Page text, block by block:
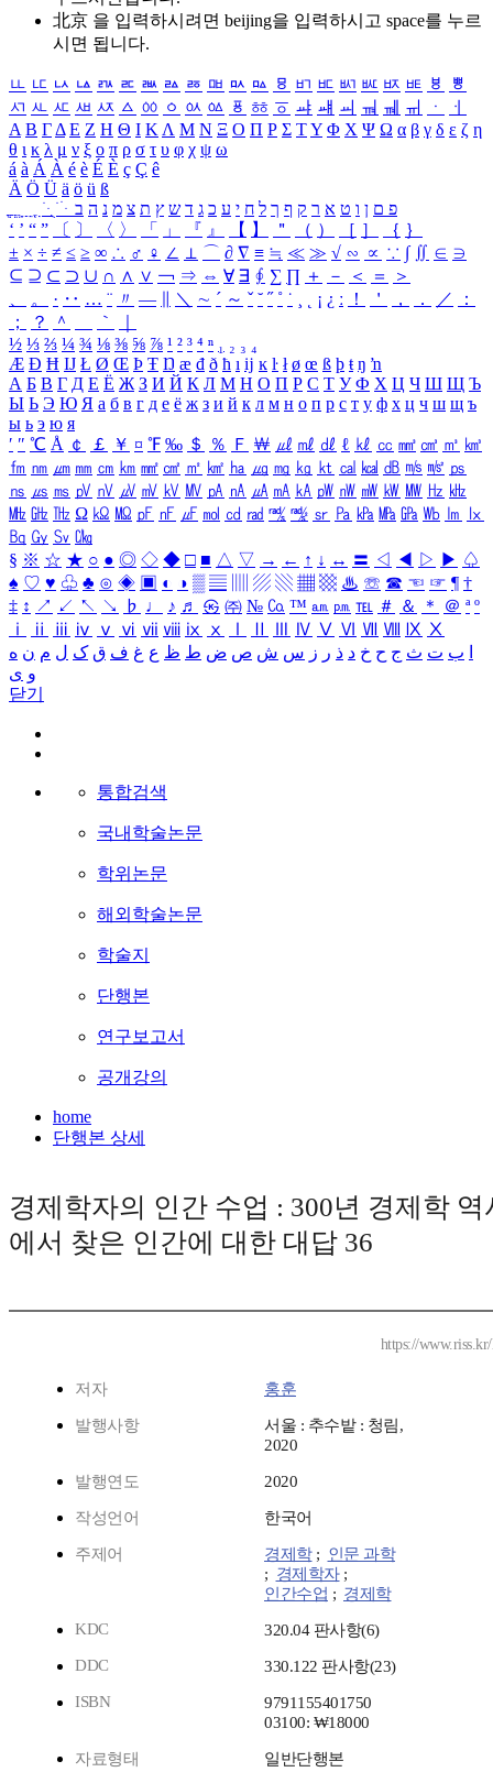
北京 을 입력하시려면 beijing을 입력하시고 space를 누르
시면 됩니다.
ㅥ ㅦ ㅧ ㅨ ㅩ ㅪ ㅫ ㅬ ㅭ ㅮ ㅯ ㅰ ㅱ ㅲ ㅳ ㅴ ㅵ ㅶ ㅷ ㅸ
ㅹ
ㅺ ㅻ ㅼ ㅽ ㅾ ㅿ ㆀ ㆁ ㆂ ㆃ ㆄ ㆅ ㆆ ㆇ ㆈ ㆉ ㆊ ㆋ ㆌ ㆍ
ㆎ
Α Β ΓΔ Ε Ζ Η Θ Ι ΚΛ Μ Ν Ξ Ο Π Ρ Σ ΤΥ Φ Χ Ψ Ω α β γ δ ε ζ η
θ ι κ λ μ ν ξ ο π ρ σ τ υ φ χ ψ ω
á à Á À é è É È ç Ç ê
Ä Ö Ü ä ö ü ß
ִֶֹ ֻּ ׁׂ פ ם ן ו ט א ר ק ף ך ל ח י ע כ ג ד ש ץ ת צ מ נ ה ב
‘ ’ “ ” 〔 〕 〈 〉 「 」 『 』 【 】 ＂ （ ） ［ ］ ｛ ｝
± × ÷ ≠ ≤ ≥ ∞ ∴ ♂ ♀ ∠ ⊥ ⌒ ∂ ∇ ≡ ≒ ≪ ≫ √ ∽ ∝ ∵ ∫ ∬ ∈ ∋
⊆ ⊇ ⊂ ⊃ ∪ ∩ ∧ ∨ ￢ ⇒ ⇔ ∀ ∃ ∮ ∑ ∏ ＋ － ＜ ＝
＞
、
。 · ‥ … ¨ 〃 ― ＼ ∼ ´ ～ ˇ ˘ ˝ ˚ ˙ ¸ ¡ ¿ ː ！ ＇ ， ． ／
：
；
？ ＾ ｀
½ ⅓ ⅔ ¼ ¾ ⅛ ⅜ ⅝ ⅞ ¹ ² ³ ⁴ ⁿ ₁ ₂ ₃ ₄
Æ Ð Ħ Ĳ Ł Ø Œ Þ Ŧ Ŋ æ đ ð ħ ı ĳ ĸ ŀ ł ø œ ß þ ŧ ŋ ŉ
А Б В Г Д Е Ё Ж З И Й К Л М Н О П Р С Т У Ф Х Ц Ч Ш Щ Ъ
Ы Ь Э Ю Я а б в г д е ё ж з и й к л м н о п р с т у ф х ц ч ш щ ъ
ы ь э ю я
′ ″ ℃ Å ￠ ￡ ￥ ¤ ℉ ‰ ＄ ％ Ｆ ￦ ㎕ ㎖ ㎗ ℓ ㎘ ㏄ ㎣ ㎤ ㎥ ㎦
㎙ ㎚ ㎛ ㎜ ㎝ ㎞ ㎟ ㎠ ㎡ ㎢ ㏊ ㎍ ㎎ ㎏ ㏏ ㎈ ㎉ ㏈ ㎧ ㎨ ㎰
㎱ ㎲ ㎳ ㎴ ㎵ ㎶ ㎷ ㎸ ㎹ ㎀ ㎁ ㎂ ㎃ ㎄ ㎺ ㎻ ㎽ ㎾ ㎿ ㎐ ㎑
㎒ ㎓ ㎔ Ω ㏀ ㏁ ㎊ ㎋ ㎌ ㏖ ㏅ ㎭ ㎮ ㎯ ㏛ ㎩ ㎪ ㎫ ㎬ ㏝ ㏐
㏓
㏃ ㏉ ㏜ ㏆
§ ※ ☆ ★ ○ ● ◎ ◇ ◆ □ ■ △ ▽ → ← ↑ ↓ ↔ 〓 ◁ ◀ ▷ ▶ ♤
♠ ♡ ♥ ♧ ♣ ⊙ ◈ ▣ ◐ ◑ ▒ ▤ ▨ ▧ ▦ ▩ ♨ ☏ ☎ ☜ ☞ ¶ †
‡ ↕ ↗ ↙ ↖ ↘ ♭ ♩ ♪ ♬ ㉿ ㈜ № ㏇ ™ ㏂ ㏘ ℡ ＃ ＆ ＊ ＠ ª º
ⅰ
ⅱ ⅲ ⅳ ⅴ ⅵ ⅶ ⅷ ⅸ ⅹ Ⅳ Ⅴ Ⅵ Ⅶ Ⅷ Ⅸ Ⅹ
ب ت ث ج ح خ د ذ ر ز س ش ص ض ط ظ ع غ ف ق ک ل م ن ه
و ی
닫기
통합검색
국내학술논문
학위논문
해외학술논문
학술지
단행본
연구보고서
공개강의
home
단행본 상세
경제학자의 인간 수업 : 300년 경제학 역
에서 찾은 인간에 대한 대답 36
https://
저자 홍훈
발행사항
서울 : 추수밭 : 청림,
2020
발행연도 2020
작성언어 한국어
주제어 경제학; 인문 과학
; 경제학자;
인간수업 ; 경제학
KDC
320.04 판사항(6)
DDC
330.122 판사항(23)
ISBN
9791155401750
03100: ₩18000
자료형태 일반단행본